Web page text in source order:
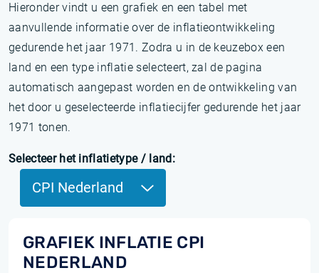
Hieronder vindt u een grafiek en een tabel met
aanvullende informatie over de inflatieontwikkeling
gedurende het jaar 1971. Zodra u in de keuzebox een
land en een type inflatie selecteert, zal de pagina
automatisch aangepast worden en de ontwikkeling van
het door u geselecteerde inflatiecijfer gedurende het jaar
1971 tonen.
Selecteer het inflatietype / land:
CPI Nederland
GRAFIEK INFLATIE CPI
NEDERLAND